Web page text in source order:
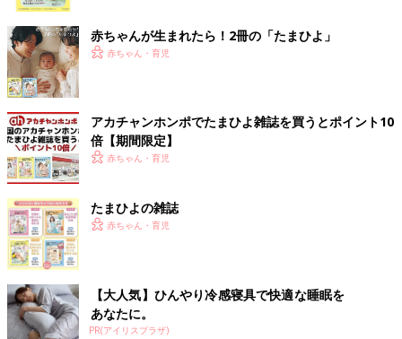
赤ちゃんが生まれたら！2冊の「たまひよ」
赤ちゃん・育児
アカチャンホンポでたまひよ雑誌を買うとポイント10
倍【期間限定】
赤ちゃん・育児
たまひよの雑誌
赤ちゃん・育児
【大人気】ひんやり冷感寝具で快適な睡眠を
あなたに。
PR(アイリスプラザ)